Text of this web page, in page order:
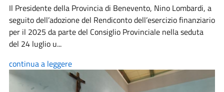
Il Presidente della Provincia di Benevento, Nino Lombardi, a
seguito dell’adozione del Rendiconto dell’esercizio finanziario
per il 2025 da parte del Consiglio Provinciale nella seduta
del 24 luglio u...
continua a leggere